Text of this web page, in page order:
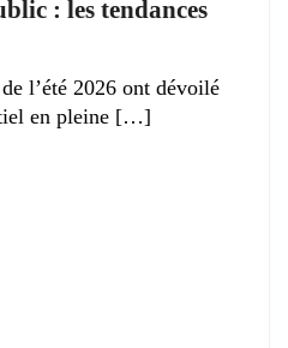
: les tendances
l’été 2026 ont dévoilé
en pleine